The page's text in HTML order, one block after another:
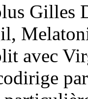
Gilles
avec